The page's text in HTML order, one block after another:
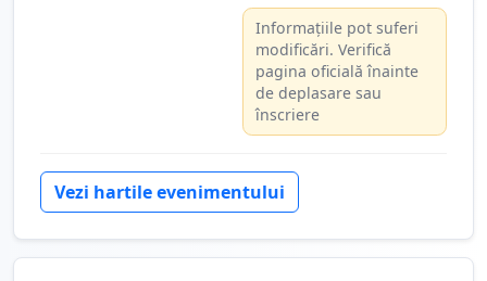
Informațiile pot suferi
modificări. Verifică
pagina oficială înainte
de deplasare sau
înscriere
Vezi hartile evenimentului